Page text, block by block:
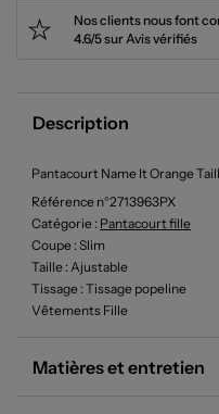
Nos clients nous font
4.6/5 sur Avis vérifiés
Description
Pantacourt Name It Orange
Référence n°2713963PX
Catégorie : Pantacourt fille
Coupe : Slim
Taille : Ajustable
Tissage : Tissage popeline
Vêtements Fille
Matières et entretien